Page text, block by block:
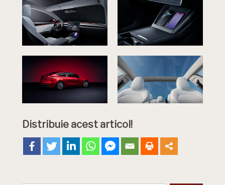
Distribuie acest articol!